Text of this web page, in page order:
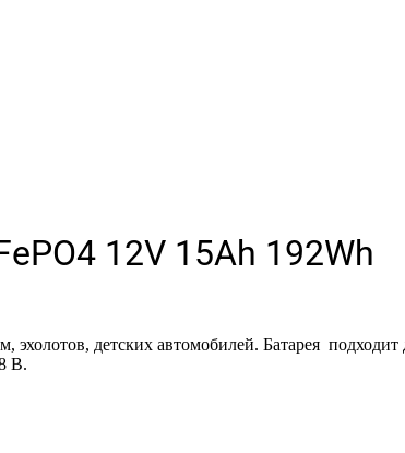
12V 15Ah 192Wh
детских автомобилей. Батарея
В.